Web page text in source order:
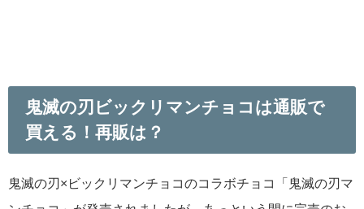
鬼滅の刃ビックリマンチョコは通販で
買える！再販は？
鬼滅の刃×ビックリマンチョコのコラボチョコ「鬼滅の刃マ